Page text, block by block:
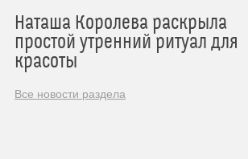
Наташа Королева раскрыла
простой утренний ритуал для
красоты
Все новости раздела